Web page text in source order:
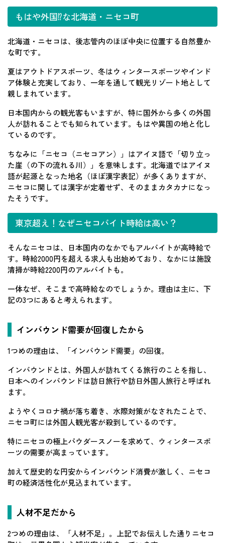
もはや外国⁉な北海道・ニセコ町
北海道・ニセコは、後志管内のほぼ中央に位置する自然豊か
な町です。
夏はアウトドアスポーツ、冬はウィンタースポーツやインド
ア体験と充実しており、一年を通して観光リゾート地として
親しまれています。
日本国内からの観光客もいますが、特に国外から多くの外国
人が訪れることでも知られています。もはや異国の地と化し
ているのです。
ちなみに「ニセコ（ニセコアン）」はアイヌ語で「切り立っ
た崖（の下の流れる川）」を意味します。北海道ではアイヌ
語が起源となった地名（ほぼ漢字表記）が多くありますが、
ニセコに関しては漢字が定着せず、そのままカタカナになっ
たそうです。
東京超え！なぜニセコバイト時給は高い？
そんなニセコは、日本国内のなかでもアルバイトが高時給で
す。時給2000円を超える求人も出始めており、なかには施設
清掃が時給2200円のアルバイトも。
一体なぜ、そこまで高時給なのでしょうか。理由は主に、下
記の3つにあると考えられます。
インバウンド需要が回復したから
1つめの理由は、「インバウンド需要」の回復。
インバウンドとは、外国人が訪れてくる旅行のことを指し、
日本へのインバウンドは訪日旅行や訪日外国人旅行と呼ばれ
ます。
ようやくコロナ禍が落ち着き、水際対策がなされたことで、
ニセコ町には外国人観光客が殺到しているのです。
特にニセコの極上パウダースノーを求めて、ウィンタースポ
ーツの需要が高まっています。
加えて歴史的な円安からインバウンド消費が激しく、ニセコ
町の経済活性化が見込まれています。
人材不足だから
2つめの理由は、「人材不足」。上記でお伝えした通りニセコ